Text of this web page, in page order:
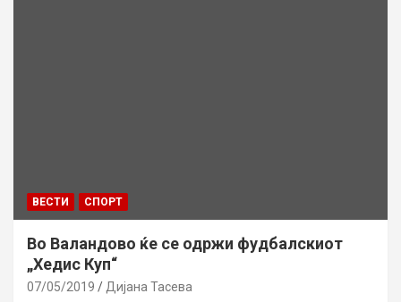
ВЕСТИ СПОРТ
Во Валандово ќе се одржи фудбалскиот
„Хедис Куп“
07/05/2019 Дијана Тасева